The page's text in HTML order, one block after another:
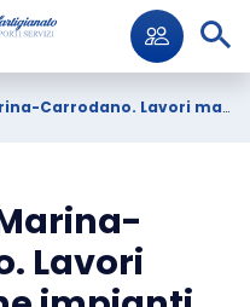
illuminazione galleria Schiena di Sciona e Pian della Madonna. Limite TE. Modifica alla chilometrica
Lavori